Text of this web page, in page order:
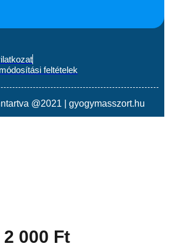
feltételek
@2021 | gyogymasszort.hu
2 000 Ft